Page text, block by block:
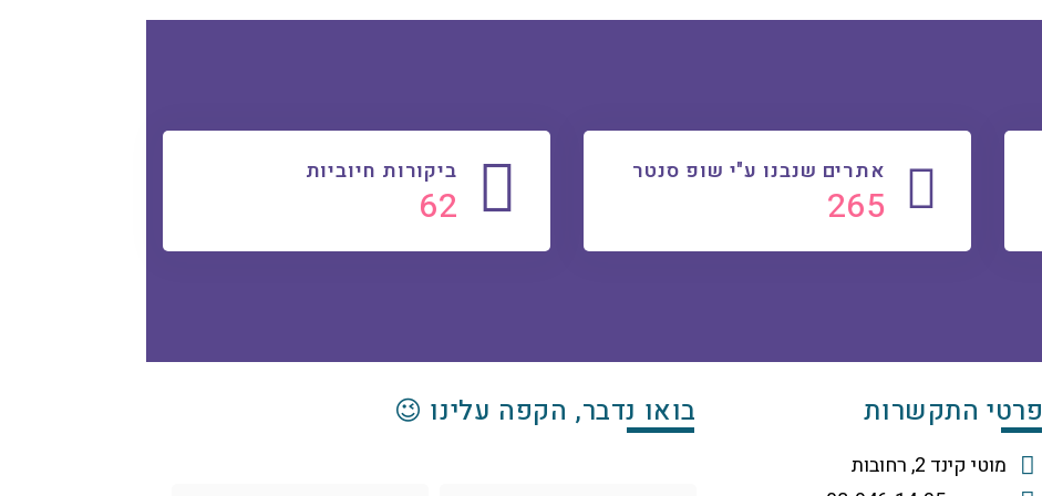
אתרים שנבנו ע"י שופ סנטר
280
ביקורות חיוביות
65
פרטי התקשרות
מוטי קינד 2, רחובות
בואו נדבר, הקפה עלינו 😉